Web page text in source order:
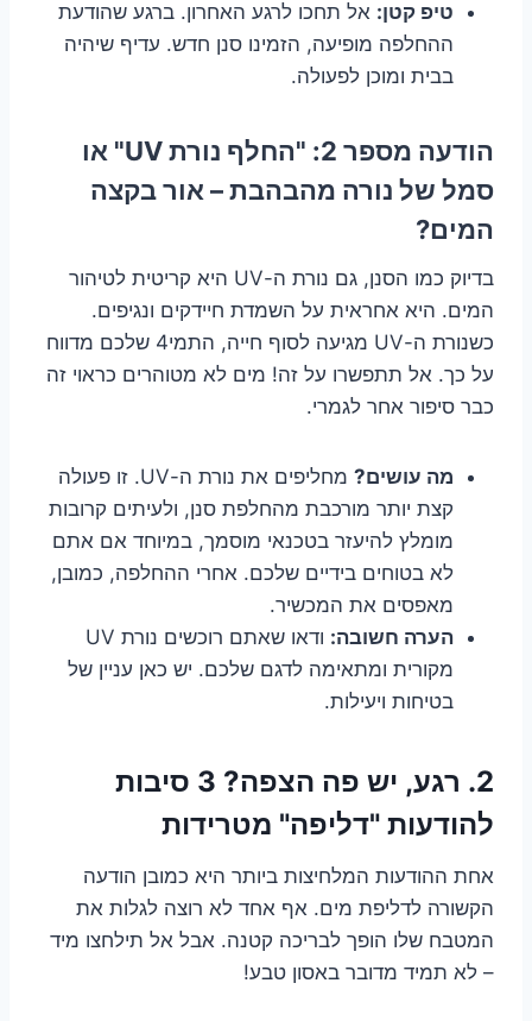
טיפ קטן: אל תחכו לרגע האחרון. ברגע שהודעת
ההחלפה מופיעה, הזמינו סנן חדש. עדיף שיהיה
בבית ומוכן לפעולה.
הודעה מספר 2: "החלף נורת UV" או
סמל של נורה מהבהבת – אור בקצה
המים?
בדיוק כמו הסנן, גם נורת ה-UV היא קריטית לטיהור
המים. היא אחראית על השמדת חיידקים ונגיפים.
כשנורת ה-UV מגיעה לסוף חייה, התמי4 שלכם מדווח
על כך. אל תתפשרו על זה! מים לא מטוהרים כראוי זה
כבר סיפור אחר לגמרי.
מה עושים?
מחליפים את נורת ה-UV. זו פעולה
קצת יותר מורכבת מהחלפת סנן, ולעיתים קרובות
מומלץ להיעזר בטכנאי מוסמך, במיוחד אם אתם
לא בטוחים בידיים שלכם. אחרי ההחלפה, כמובן,
מאפסים את המכשיר.
הערה חשובה:
ודאו שאתם רוכשים נורת UV
מקורית ומתאימה לדגם שלכם. יש כאן עניין של
בטיחות ויעילות.
2. רגע, יש פה הצפה? 3 סיבות
להודעות "דליפה" מטרידות
אחת ההודעות המלחיצות ביותר היא כמובן הודעה
הקשורה לדליפת מים. אף אחד לא רוצה לגלות את
המטבח שלו הופך לבריכה קטנה. אבל אל תילחצו מיד
– לא תמיד מדובר באסון טבע!